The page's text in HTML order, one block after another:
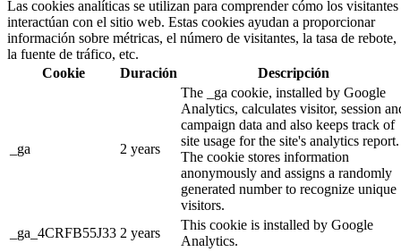
Las cookies analíticas se utilizan para comprender cómo los visitantes
interactúan con el sitio web. Estas cookies ayudan a proporcionar
información sobre métricas, el número de visitantes, la tasa de rebote,
la fuente de tráfico, etc.
Cookie
Duración Descripción
_ga 2 years
The _ga cookie, installed by Google
Analytics, calculates visitor, session
campaign data and also keeps track of
site usage for the site's analytics report.
The cookie stores information
anonymously and assigns a randomly
generated number to recognize unique
visitors.
_ga_4CRFB55J33 2 years
This cookie is installed by Google
Analytics.